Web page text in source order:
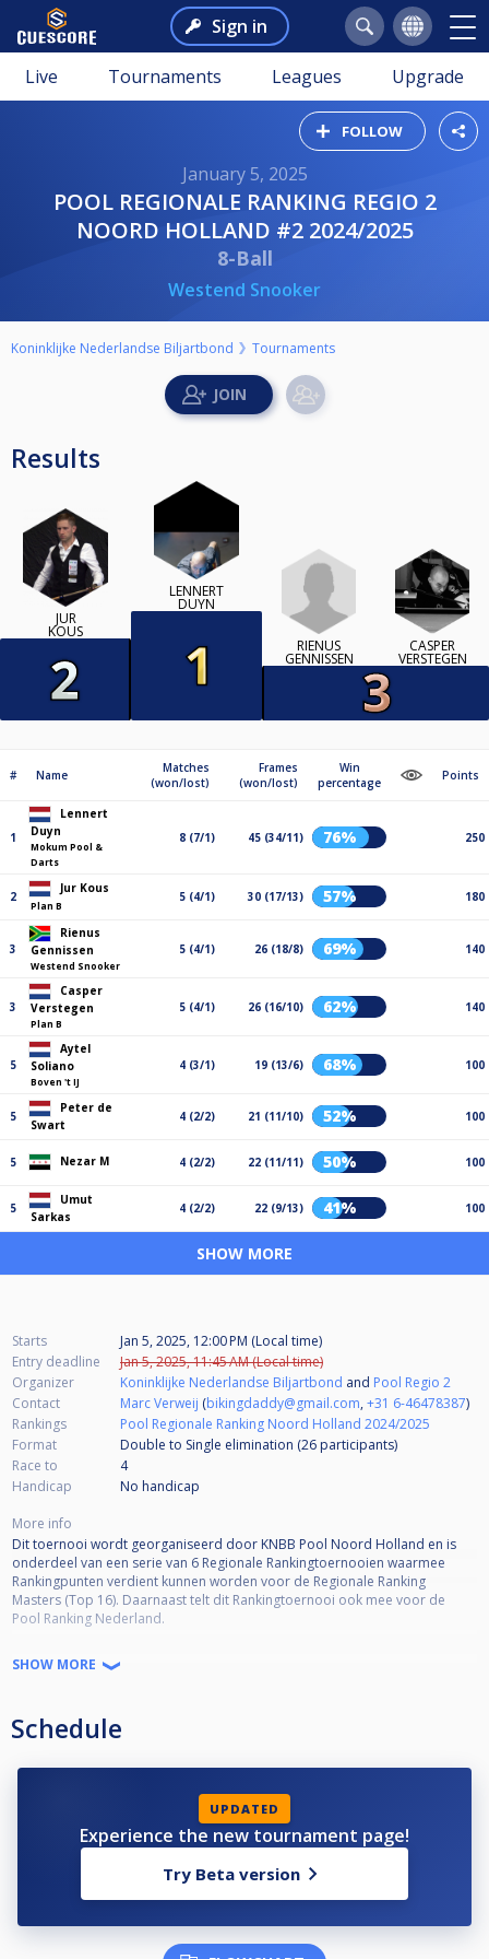
Sign in
Live Tournaments Leagues Upgrade
FOLLOW
January 5, 2025
POOL REGIONALE RANKING REGIO 2
NOORD HOLLAND #2 2024/2025
8-Ball
Westend Snooker
Koninklijke Nederlandse Biljartbond Tournaments
Results
JUR
KOUS
LENNERT
DUYN
RIENUS
GENNISSEN
CASPER
VERSTEGEN
# Name
Matches
(won/lost)
Frames
(won/lost)
Win
percentage
Points
1
Lennert
Duyn
Mokum Pool &
Darts
8 (7/1) 45 (34/11) 76% 250
2
Jur Kous
Plan B
5 (4/1) 30 (17/13) 57% 180
3
Rienus
Gennissen
Westend Snooker
5 (4/1) 26 (18/8) 69% 140
3
Casper
Verstegen
Plan B
5 (4/1) 26 (16/10) 62% 140
5
Aytel
Soliano
Boven 't IJ
4 (3/1) 19 (13/6) 68% 100
5
Peter de
Swart
4 (2/2) 21 (11/10) 52% 100
5 Nezar M 4 (2/2) 22 (11/11) 50% 100
5
Umut
Sarkas
4 (2/2) 22 (9/13) 41% 100
SHOW MORE
Starts
Jan 5, 2025, 12:00 PM (Local time)
Entry deadline
Jan 5, 2025, 11:45 AM (Local time)
Organizer
Koninklijke Nederlandse Biljartbond and Pool Regio 2
Contact
Marc Verweij (bikingdaddy@gmail.com,+31 6-46478387)
Rankings
Pool Regionale Ranking Noord Holland 2024/2025
Format
Double to Single elimination (26 participants)
Race to
4
Handicap
No handicap
More info
Dit toernooi wordt georganiseerd door KNBB Pool Noord Holland en is
onderdeel van een serie van 6 Regionale Rankingtoernooien waarmee
Rankingpunten verdient kunnen worden voor de Regionale Ranking
Masters (Top 16). Daarnaast telt dit Rankingtoernooi ook mee voor de
Pool Ranking Nederland.
Toernooi informatie:
•Open voor alle niveaus
•Kwalificatie Masters (Top 16) 50% deelname = minimaal 3 deelnames
*De wedstrijden in de Single-KO schema worden volgens de standaarden
van Cuescore bepaald. Afhankelijk van het aantal inschrijvingen kunnen de
racelengtes en SKO-fase variëren (De wedstrijdleiding is bepalend hierin).
Voorbeeld Seeding SKO schema ‘Laatste 16’:
winnaar WQ3 vs winnaar LQ7
SHOW MORE
Schedule
UPDATED
Experience the new tournament page!
Try Beta version